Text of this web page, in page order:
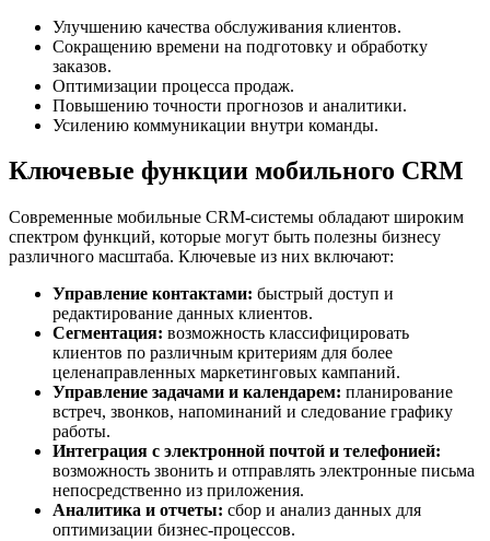
Улучшению качества обслуживания клиентов.
Сокращению времени на подготовку и обработку
заказов.
Оптимизации процесса продаж.
Повышению точности прогнозов и аналитики.
Усилению коммуникации внутри команды.
Ключевые функции мобильного CRM
Современные мобильные CRM-системы обладают широким
спектром функций, которые могут быть полезны бизнесу
различного масштаба. Ключевые из них включают:
Управление контактами: быстрый доступ и
редактирование данных клиентов.
Сегментация: возможность классифицировать
клиентов по различным критериям для более
целенаправленных маркетинговых кампаний.
Управление задачами и календарем: планирование
встреч, звонков, напоминаний и следование графику
работы.
Интеграция с электронной почтой и телефонией:
возможность звонить и отправлять электронные письма
непосредственно из приложения.
Аналитика и отчеты: сбор и анализ данных для
оптимизации бизнес-процессов.